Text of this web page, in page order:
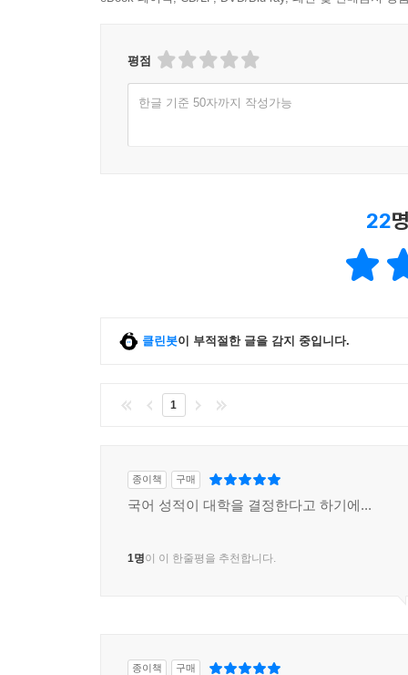
평점
한글 기준 50자까지 작성가능
22
클린봇이 부적절한 글을 감지 중입니다.
1
종이책 구매
국어 성적이 대학을 결정한다고 하기에...
1명이 이 한줄평을 추천합니다.
종이책 구매